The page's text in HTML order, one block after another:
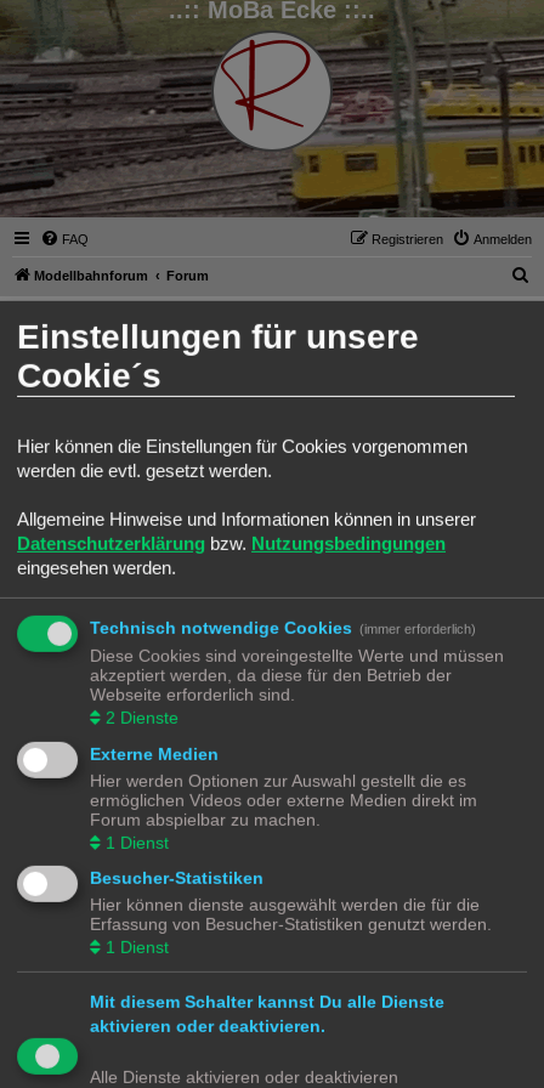
..:: MoBa Ecke ::..
FAQ Anmelden
Registrieren
Modellbahnforum Forum
u
Anmelden
Benutzername:
Ich habe mein Passwort vergessen
Angemeldet bleiben
Meinen Online-Status während dieser Sitzung verbergen
REGISTRIEREN
Du musst in diesem Forum registriert sein, um dich anmelden zu können. Die
Registrierung ist in wenigen Augenblicken erledigt und ermöglicht dir, auf
weitere Funktionen zuzugreifen. Die Board-Administration kann registrierten
Benutzern auch zusätzliche Berechtigungen zuweisen. Beachte bitte unsere
Nutzungsbedingungen und die verwandten Regelungen, bevor du dich
registrierst. Bitte beachte auch die jeweiligen Forenregeln, wenn du dich in
diesem Board bewegst.
Nutzungsbedingungen|Datenschutzerklärung
Registrieren
Modellbahnforum Forum Alle Zeiten sindUTC+02:00
Deutsche Übersetzung durchphpBB.de
Einstellungen für unsere
Cookie´s
Hier können die Einstellungen für Cookies vorgenommen
werden die evtl. gesetzt werden.
Allgemeine Hinweise und Informationen können in unserer
Datenschutzerklärung bzw. Nutzungsbedingungen
eingesehen werden.
Technisch notwendige Cookies (immer erforderlich)
Diese Cookies sind voreingestellte Werte und müssen
akzeptiert werden, da diese für den Betrieb der
Webseite erforderlich sind.
2 Dienste
Externe Medien
Hier werden Optionen zur Auswahl gestellt die es
ermöglichen Videos oder externe Medien direkt im
Forum abspielbar zu machen.
1 Dienst
Besucher-Statistiken
Hier können dienste ausgewählt werden die für die
Erfassung von Besucher-Statistiken genutzt werden.
1 Dienst
Mit diesem Schalter kannst Du alle Dienste
aktivieren oder deaktivieren.
Alle Dienste aktivieren oder deaktivieren